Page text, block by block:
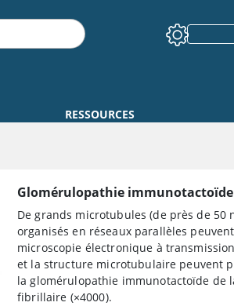
RESSOURCES
Glomérulopathie immunotactoïde
De grands microtubules (de près de 50
organisés en réseaux parallèles
microscopie électronique à
et la structure microtubulaire peuvent
la glomérulopathie immunotactoïde de
fibrillaire (×4000).